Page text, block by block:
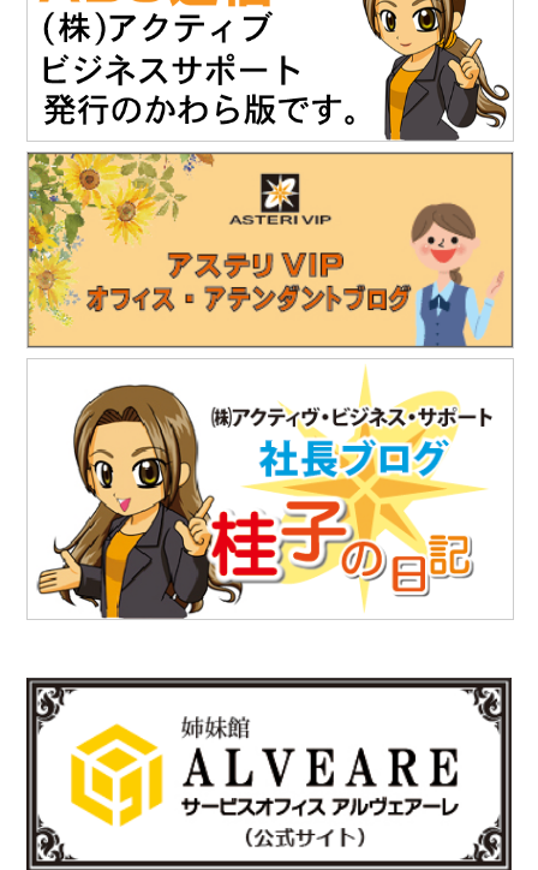
会場：ポートメッセなごや 第3展示館（名古屋市国際展示場）
主催：建設技術フェアin中部運営委員会
詳細は建設技術フェア2025 in 中部HPをご覧ください。
https://www.kgf-chubu.com
https://www.teikoku-eng.co.jp
「株式会社NDTアドヴァンス」様のお知らせ
精密超音波厚さ計『PM5 Gen3』の販売を開始されました。
https://www.ndtadvance.com/info/info-pm5-gen3.html
2025.8.25
「株式会社テイコク」様のお知らせ
独立行政法人水資源機構木曽川上流ダム総合管理所から優良業務
表彰と優秀技術者表彰を授与されました。
https://www.teikoku-eng.co.jp/notice/10634/
2025.7.18
独立行政法人水資源機構利根川下流総合管理所から優良業務表彰
と優秀技術者表彰を授与されました。
https://www.teikoku-eng.co.jp/notice/10567/
2025.7.18
「株式会社テイコク」様のお知らせ
愛知県内の中学生向けお仕事ブックに株式会社テイコク様が掲載
されました。
https://www.teikoku-eng.co.jp/notice/10462/
2025.6.27
「株式会社NDTアドヴァンス」様のお知らせ
https://www.ind-blacklight.jp/topics/2503/
2025.6.17
「有限会社E-スタヂオ」様のお知らせ
令和7年度 第22期“さいたま”あんとれすくーる の開催が決定しま
詳しくはさいたま市のホームページをご覧ください。
https://www.city.saitama.lg.jp/001/005/008/p036060.html
http://www.e-sta.biz/